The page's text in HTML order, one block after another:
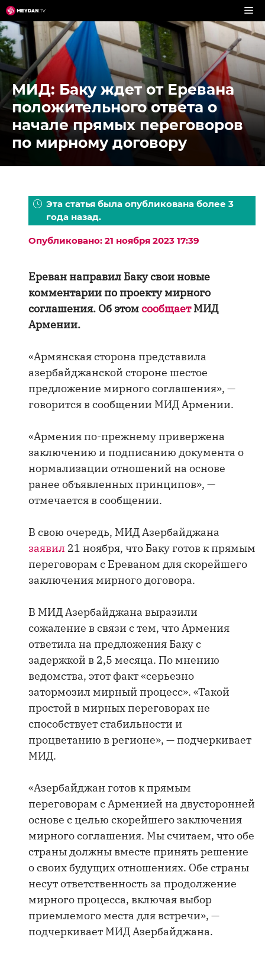
Перейти
к
содержимому
МИД: Баку ждет от Еревана
положительного ответа о
начале прямых переговоров
по мирному договору
Эта статья была опубликована более 3
года назад.
Опубликовано: 21 ноября 2023 17:39
Ереван направил Баку свои новые
комментарии по проекту мирного
соглашения. Об этомсообщаетМИД
Армении.
«Армянская сторона представила
азербайджанской стороне шестое
предложение мирного соглашения», —
говорится в сообщении МИД Армении.
«Армения по-прежнему привержена
заключению и подписанию документа о
нормализации отношений на основе
ранее объявленных принципов», —
отмечается в сообщении.
В свою очередь, МИД Азербайджана
заявил 21 ноября, что Баку готов к прямым
переговорам с Ереваном для скорейшего
заключения мирного договора.
В МИД Азербайджана выразили
сожаление в связи с тем, что Армения
ответила на предложения Баку с
задержкой в 2,5 месяца. По мнению
ведомства, этот факт «серьезно
затормозил мирный процесс». «Такой
простой в мирных переговорах не
способствует стабильности и
процветанию в регионе», — подчеркивает
МИД.
«Азербайджан готов к прямым
переговорам с Арменией на двусторонней
основе с целью скорейшего заключения
мирного соглашения. Мы считаем, что обе
страны должны вместе принять решение
о своих будущих отношениях. Обе страны
несут ответственность за продолжение
мирного процесса, включая выбор
приемлемого места для встречи», —
подчеркивает МИД Азербайджана.